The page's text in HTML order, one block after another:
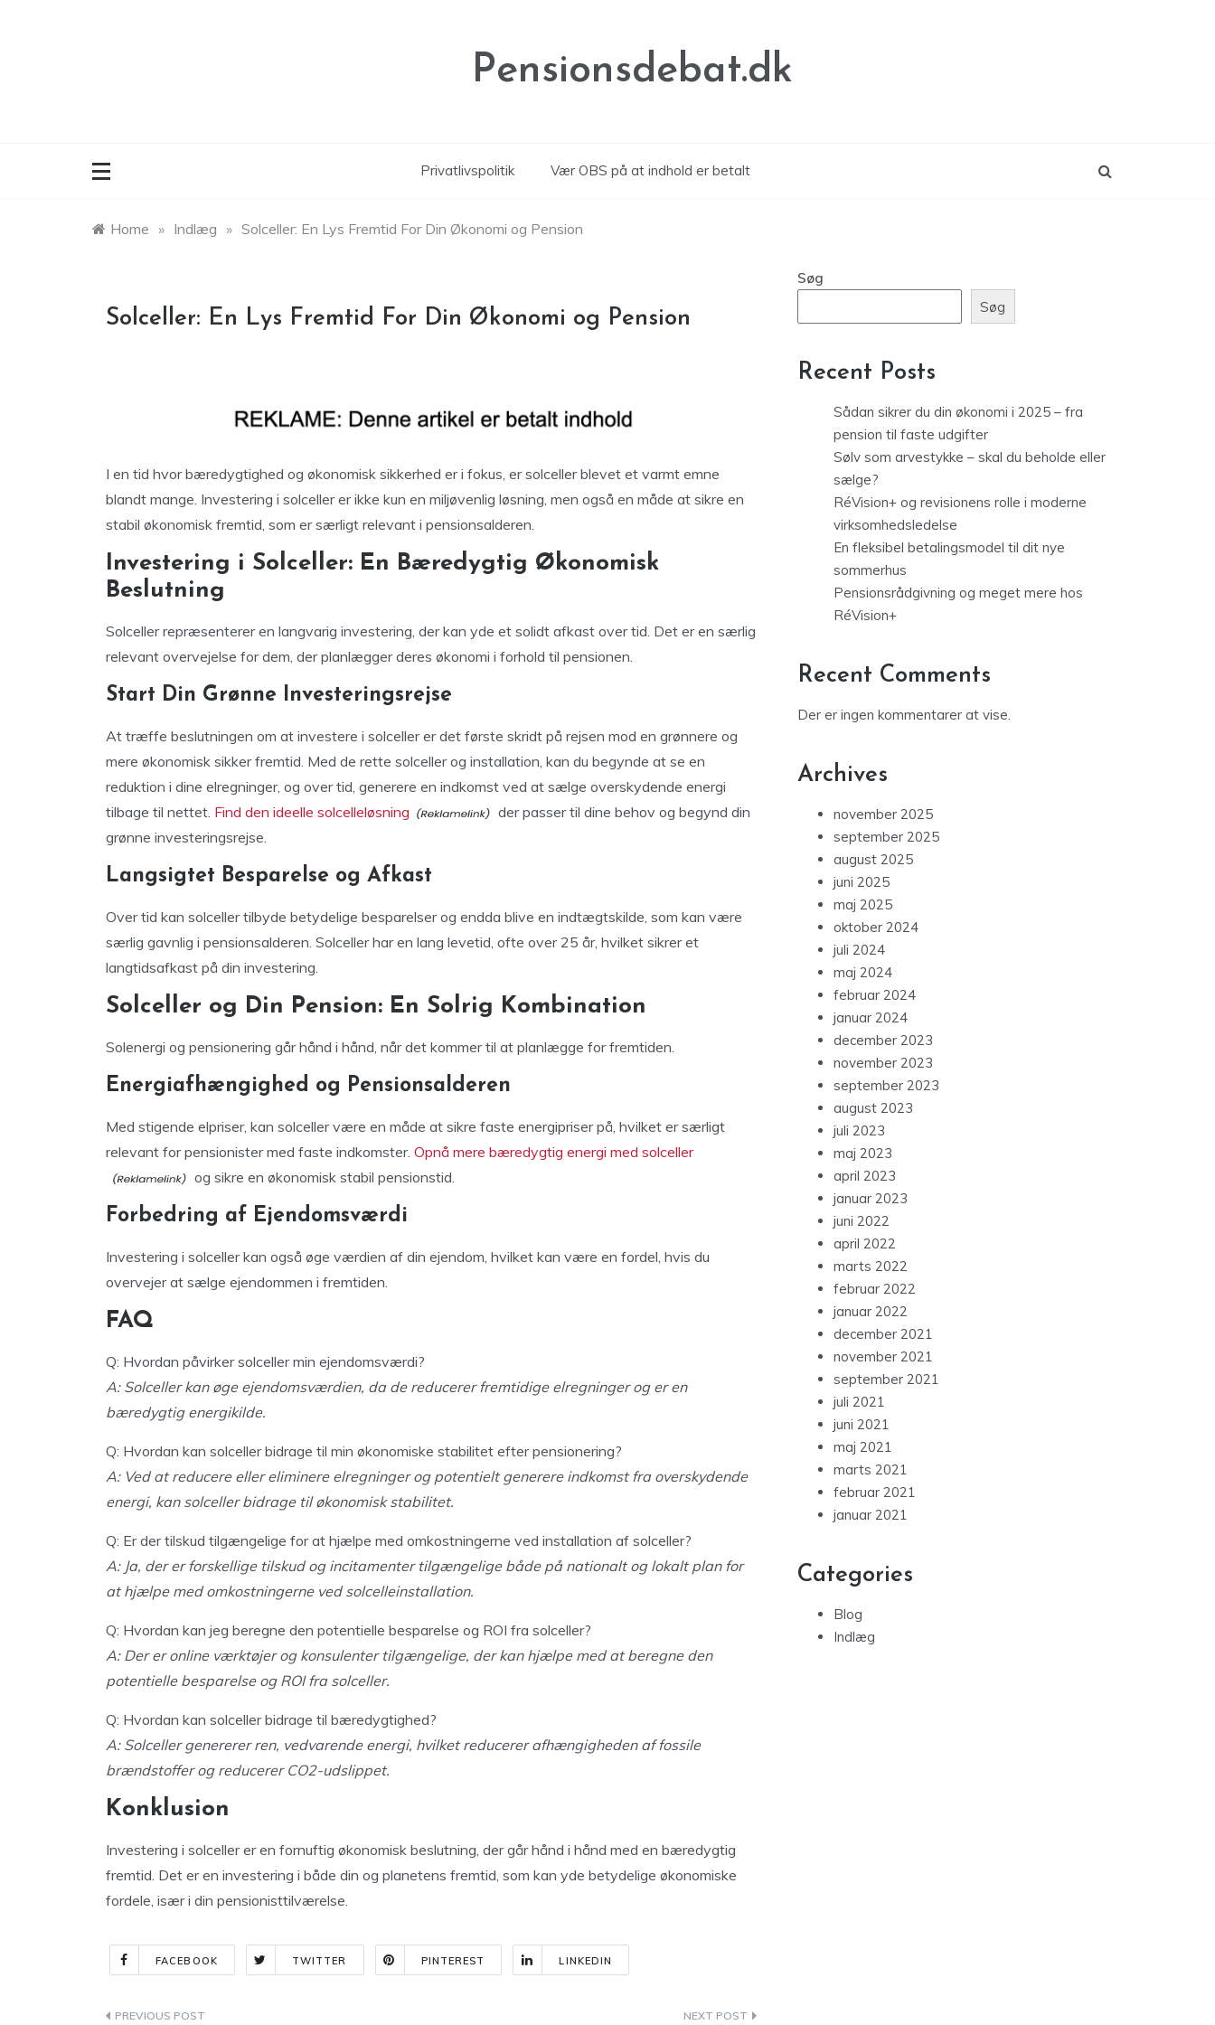
Pensionsdebat.dk
Privatlivspolitik Vær OBS på at indhold er betalt
Home » Indlæg » Solceller: En Lys Fremtid For Din Økonomi og Pension
Solceller: En Lys Fremtid For Din Økonomi og Pension
I en tid hvor bæredygtighed og økonomisk sikkerhed er i fokus, er solceller blevet et varmt emne
blandt mange. Investering i solceller er ikke kun en miljøvenlig løsning, men også en måde at sikre en
stabil økonomisk fremtid, som er særligt relevant i pensionsalderen.
Investering i Solceller: En Bæredygtig Økonomisk
Beslutning
Solceller repræsenterer en langvarig investering, der kan yde et solidt afkast over tid. Det er en særlig
relevant overvejelse for dem, der planlægger deres økonomi i forhold til pensionen.
Start Din Grønne Investeringsrejse
At træffe beslutningen om at investere i solceller er det første skridt på rejsen mod en grønnere og
mere økonomisk sikker fremtid. Med de rette solceller og installation, kan du begynde at se en
reduktion i dine elregninger, og over tid, generere en indkomst ved at sælge overskydende energi
tilbage til nettet. Find den ideelle solcelleløsning
der passer til dine behov og begynd din
grønne investeringsrejse.
Langsigtet Besparelse og Afkast
Over tid kan solceller tilbyde betydelige besparelser og endda blive en indtægtskilde, som kan være
særlig gavnlig i pensionsalderen. Solceller har en lang levetid, ofte over 25 år, hvilket sikrer et
langtidsafkast på din investering.
Solceller og Din Pension: En Solrig Kombination
Solenergi og pensionering går hånd i hånd, når det kommer til at planlægge for fremtiden.
Energiafhængighed og Pensionsalderen
Med stigende elpriser, kan solceller være en måde at sikre faste energipriser på, hvilket er særligt
relevant for pensionister med faste indkomster. Opnå mere bæredygtig energi med solceller
og sikre en økonomisk stabil pensionstid.
Forbedring af Ejendomsværdi
Investering i solceller kan også øge værdien af din ejendom, hvilket kan være en fordel, hvis du
overvejer at sælge ejendommen i fremtiden.
FAQ
Q: Hvordan påvirker solceller min ejendomsværdi?
A: Solceller kan øge ejendomsværdien, da de reducerer fremtidige elregninger og er en
bæredygtig energikilde.
Q: Hvordan kan solceller bidrage til min økonomiske stabilitet efter pensionering?
A: Ved at reducere eller eliminere elregninger og potentielt generere indkomst fra overskydende
energi, kan solceller bidrage til økonomisk stabilitet.
Q: Er der tilskud tilgængelige for at hjælpe med omkostningerne ved installation af solceller?
A: Ja, der er forskellige tilskud og incitamenter tilgængelige både på nationalt og lokalt plan for
at hjælpe med omkostningerne ved solcelleinstallation.
Q: Hvordan kan jeg beregne den potentielle besparelse og ROI fra solceller?
A: Der er online værktøjer og konsulenter tilgængelige, der kan hjælpe med at beregne den
potentielle besparelse og ROI fra solceller.
Q: Hvordan kan solceller bidrage til bæredygtighed?
A: Solceller genererer ren, vedvarende energi, hvilket reducerer afhængigheden af fossile
brændstoffer og reducerer CO2-udslippet.
Konklusion
Investering i solceller er en fornuftig økonomisk beslutning, der går hånd i hånd med en bæredygtig
fremtid. Det er en investering i både din og planetens fremtid, som kan yde betydelige økonomiske
fordele, især i din pensionisttilværelse.
FACEBOOK TWITTER PINTEREST LINKEDIN
Indlægsnavigation
Søg
Søg
Recent Posts
Sådan sikrer du din økonomi i 2025 – fra
pension til faste udgifter
Sølv som arvestykke – skal du beholde eller
sælge?
RéVision+ og revisionens rolle i moderne
virksomhedsledelse
En fleksibel betalingsmodel til dit nye
sommerhus
Pensionsrådgivning og meget mere hos
RéVision+
Recent Comments
Der er ingen kommentarer at vise.
Archives
november 2025
september 2025
august 2025
juni 2025
maj 2025
oktober 2024
juli 2024
maj 2024
februar 2024
januar 2024
december 2023
november 2023
september 2023
august 2023
juli 2023
maj 2023
april 2023
januar 2023
juni 2022
april 2022
marts 2022
februar 2022
januar 2022
december 2021
november 2021
september 2021
juli 2021
juni 2021
maj 2021
marts 2021
februar 2021
januar 2021
Categories
Blog
Indlæg